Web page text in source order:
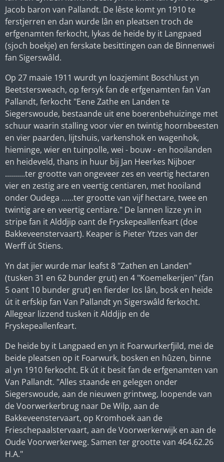
Jacob baron van Pallandt. De lêste komt yn 1910 te
ferstjerren en dan wurde lân en pleatsen troch de
erfgenamten ferkocht, lykas de heide by it Langpaed
(sjoch boekje) en ferskate besittingen oan de Binnenwei
fan Sigerswâld.
Op 27 maaie 1911 wurdt yn loazjemint Boschlust yn
Beetstersweach, op fersyk fan de erfgenamten fan Van
Pallandt, ferkocht "Eene Zathe en Landen te
Siegerswoude, bestaande uit ene boerenbehuizinge met
schuur waarin stalling voor vier en twintig hoornbeesten
en vier paarden, lijtshuis, varkenshok en wagenhok,
hieminge, wier en tuinpolle, wei - bouw - en hooilanden
en heideveld, thans in huur bij Jan Heerkes Nijboer
..........ter grootte van ongeveer zes en veertig hectaren
vier en zestig are en veertig centiaren, met hooiland
onder Oudega ......ter grootte van vijf hectare, twee en
twintig are en veertig centiare." De lannen lizze yn in
stripe fan it Alddjip oant de Fryskepeallenfeart (doe
Bakkeveenstervaart). Keaper is Pieter Ytzes van der
Werff út Stiens.
Yn dat jier wurde mar leafst 8 "Zathen en Landen"
(tusken 31 en 62 bunder grut) en 4 "Koemelkerijen" (fan
5 oant 10 bunder grut) en fierder los lân, bosk en heide
út it erfskip fan Van Pallandt yn Sigerswâld ferkocht.
Allegear lizzend tusken it Alddjip en de
Fryskepeallenfeart.
De heide by it Langpaed en yn it Foarwurkerfjild, mei de
beide pleatsen op it Foarwurk, bosken en hûzen, binne
al yn 1910 ferkocht. Ek út it besit fan de erfgenamten van
Van Pallandt. "Alles staande en gelegen onder
Siegerswoude, aan de nieuwen grintweg, loopende van
de Voorwerkerbrug naar De Wilp, aan de
Bakkeveenstervaart, op Kromhoek aan de
Frieschepaalstervaart, aan de Voorwerkerwijk en aan de
Oude Voorwerkerweg. Samen ter grootte van 464.62.26
H.A."